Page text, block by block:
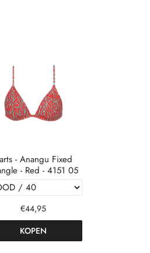
- Anangu Fixed
- Red - 4151 05
€44,95
KOPEN